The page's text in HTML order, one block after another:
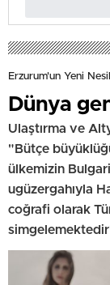
Erzurum'un Yeni
Dünya
Ulaştırma ve
"Bütçe
ülkemizin
ugüzergahıyla
coğrafi olarak